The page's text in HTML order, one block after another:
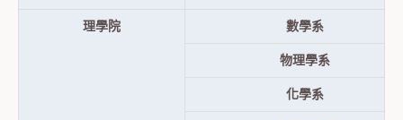
理學院 數學系
物理學系
化學系